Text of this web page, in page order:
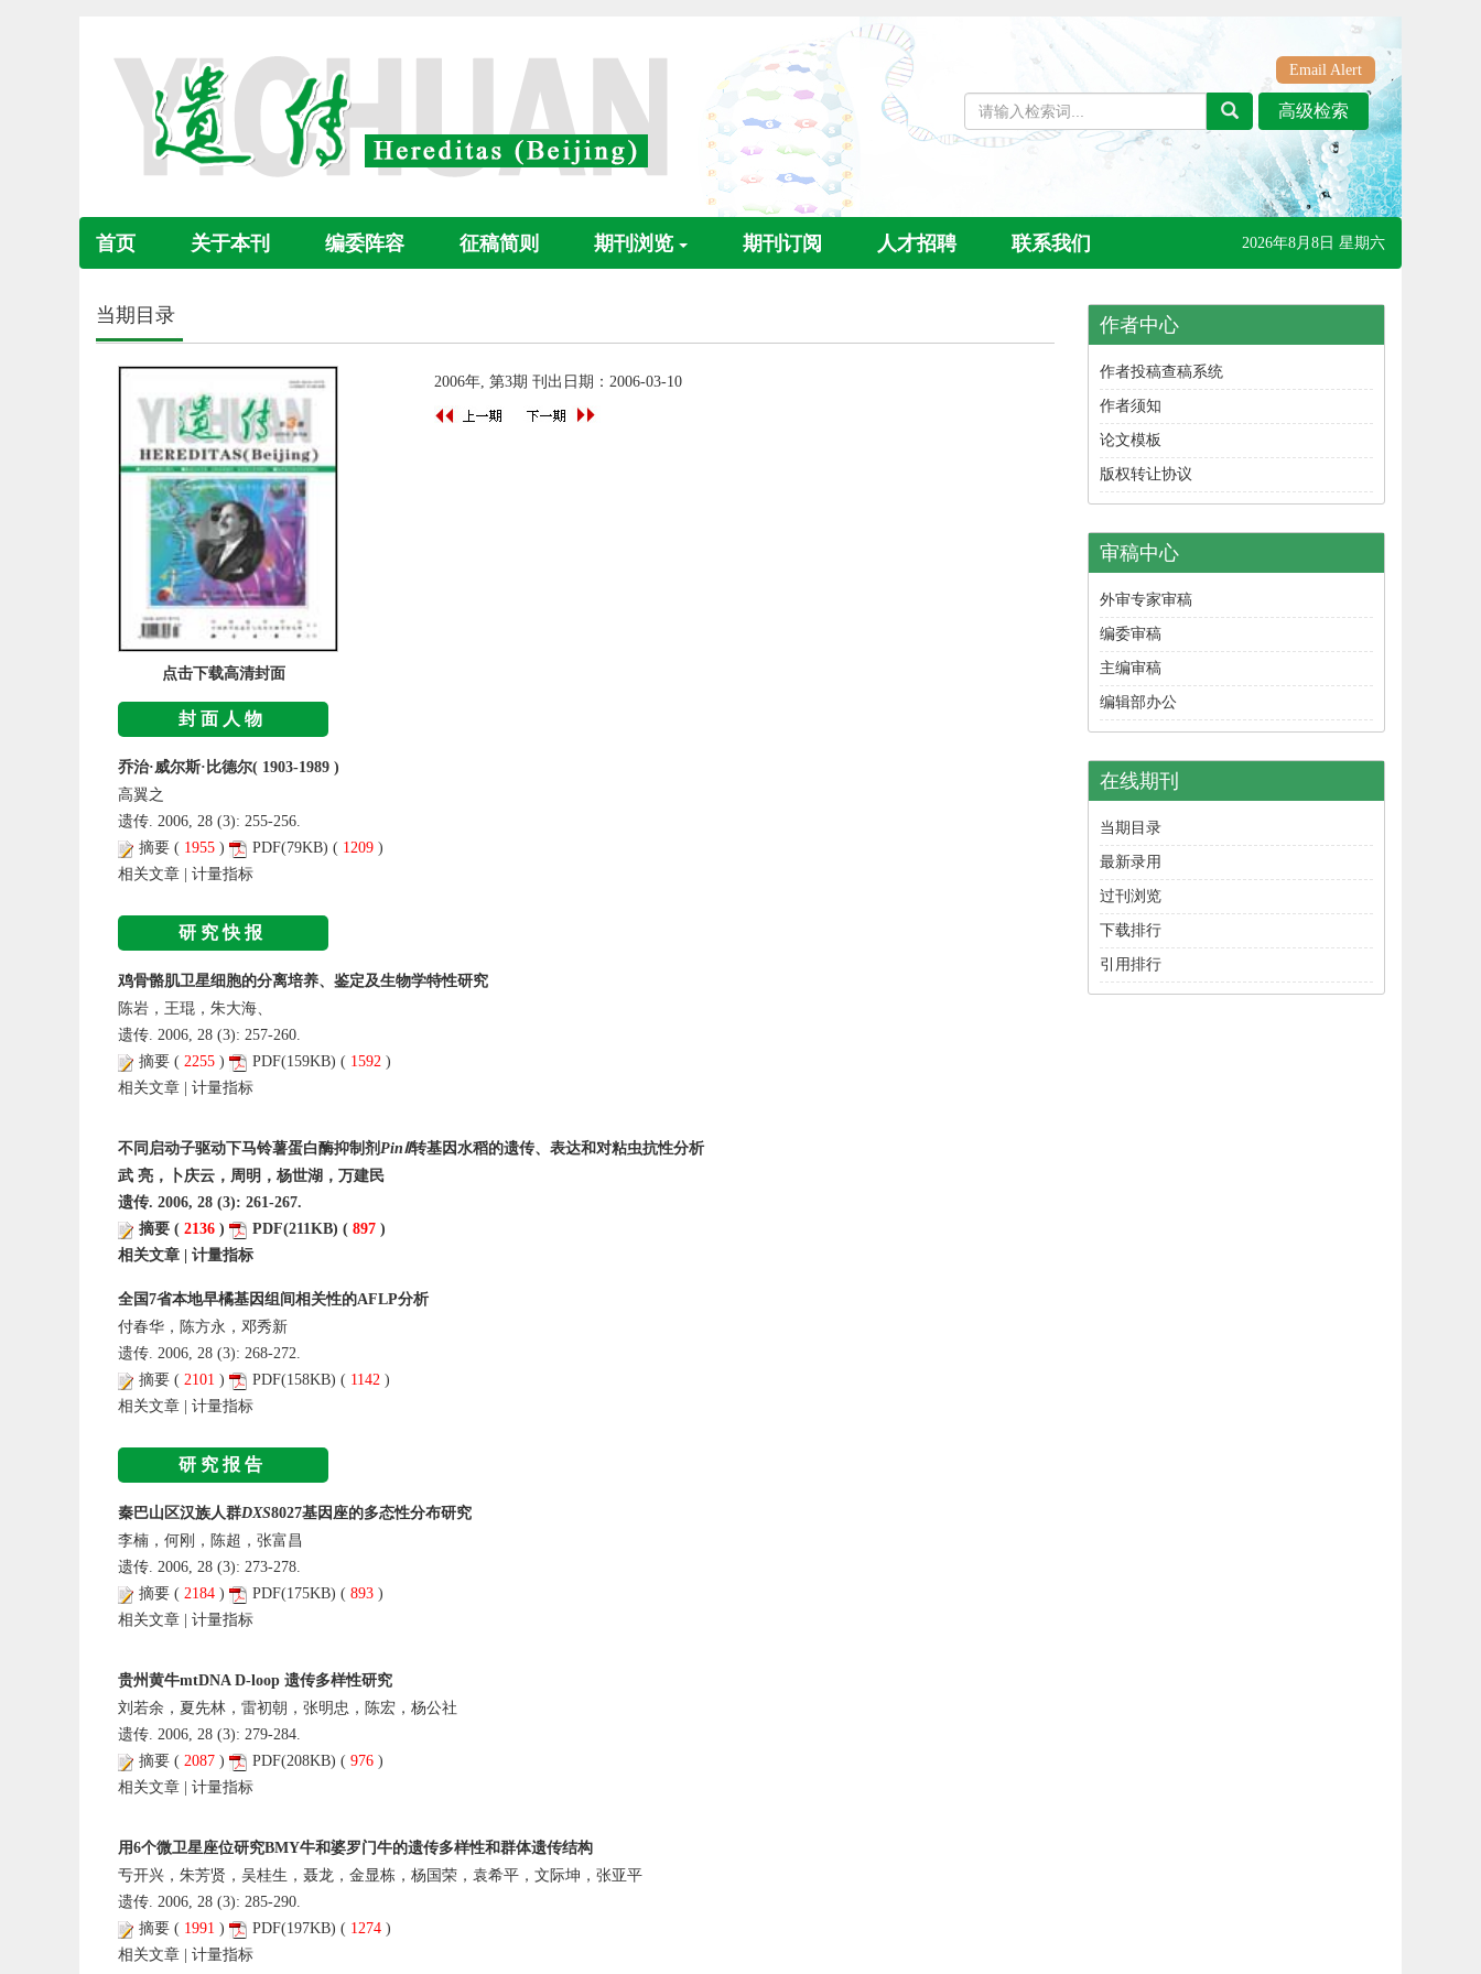
Email Alert
首页 关于本刊 编委阵容 征稿简则 期刊浏览 期刊订阅 人才招聘 联系我们 2026年8月8日 星期六
当期目录
点击下载高清封面
2006年, 第3期 刊出日期：2006-03-10
封面人物
乔治·威尔斯·比德尔( 1903-1989 )
高翼之
遗传. 2006, 28 (3): 255-256.
摘要 ( 1955 ) PDF(79KB) ( 1209 )
相关文章
计量指标
研究快报
鸡骨骼肌卫星细胞的分离培养、鉴定及生物学特性研究
陈岩，王琨，朱大海、
遗传. 2006, 28 (3): 257-260.
摘要 ( 2255 ) PDF(159KB) ( 1592 )
相关文章
计量指标
不同启动子驱动下马铃薯蛋白酶抑制剂 PinⅡ转基因水稻的遗传、表达和对粘虫抗性分析
武 亮，卜庆云，周明，杨世湖，万建民
遗传. 2006, 28 (3): 261-267.
摘要 ( 2136 ) PDF(211KB) ( 897 )
相关文章
计量指标
全国7省本地早橘基因组间相关性的AFLP分析
付春华，陈方永，邓秀新
遗传. 2006, 28 (3): 268-272.
摘要 ( 2101 ) PDF(158KB) ( 1142 )
相关文章
计量指标
研究报告
秦巴山区汉族人群DXS8027基因座的多态性分布研究
李楠，何刚，陈超，张富昌
遗传. 2006, 28 (3): 273-278.
摘要 ( 2184 ) PDF(175KB) ( 893 )
相关文章
计量指标
贵州黄牛mtDNA D-loop 遗传多样性研究
刘若余，夏先林，雷初朝，张明忠，陈宏，杨公社
遗传. 2006, 28 (3): 279-284.
摘要 ( 2087 ) PDF(208KB) ( 976 )
相关文章
计量指标
用6个微卫星座位研究BMY牛和婆罗门牛的遗传多样性和群体遗传结构
亐开兴，朱芳贤，吴桂生，聂龙，金显栋，杨国荣，袁希平，文际坤，张亚平
遗传. 2006, 28 (3): 285-290.
摘要 ( 1991 ) PDF(197KB) ( 1274 )
相关文章
计量指标
作者中心
作者投稿查稿系统
作者须知
论文模板
版权转让协议
审稿中心
外审专家审稿
编委审稿
主编审稿
编辑部办公
在线期刊
当期目录
最新录用
过刊浏览
下载排行
引用排行